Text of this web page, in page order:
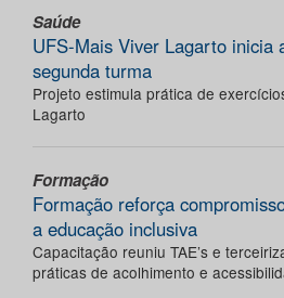
Saúde
UFS-Mais Viver Lagarto inicia
segunda turma
Projeto estimula prática de
Lagarto
Formação
Formação reforça
a educação inclusiva
Capacitação reuniu TAE’s e
práticas de acolhimento e